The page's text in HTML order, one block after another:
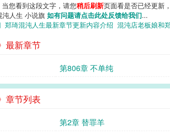
您看到这段文字，请您稍后刷新页面看是否已经更新
沌人生 小说旗 如有问题请点击此处反馈给我们...
郑琦混沌人生最新章节更新内容介绍 混沌店老板娘和
最新章节
第806章 不单纯
章节列表
第2章 替罪羊